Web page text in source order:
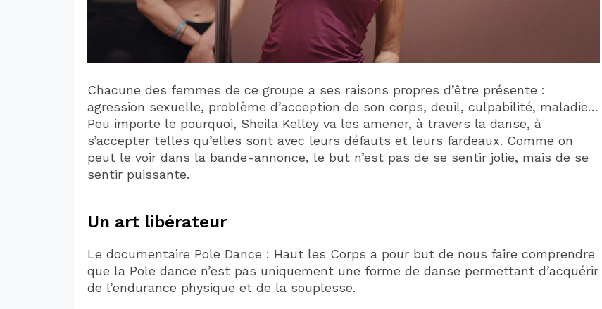
Chacune des femmes de ce groupe a ses raisons propres d’être présente :
agression sexuelle, problème d’acception de son corps, deuil, culpabilité, maladie…
Peu importe le pourquoi, Sheila Kelley va les amener, à travers la danse, à
s’accepter telles qu’elles sont avec leurs défauts et leurs fardeaux. Comme on
peut le voir dans la bande-annonce, le but n’est pas de se sentir jolie, mais de se
sentir puissante.
Un art libérateur
Le documentaire Pole Dance : Haut les Corps a pour but de nous faire comprendre
que la Pole dance n’est pas uniquement une forme de danse permettant d’acquérir
de l’endurance physique et de la souplesse.